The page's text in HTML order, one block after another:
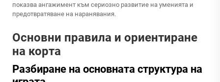
показва ангажимент към сериозно развитие на уменията и
предотвратяване на наранявания.
Основни правила и ориентиране
на корта
Разбиране на основната структура на